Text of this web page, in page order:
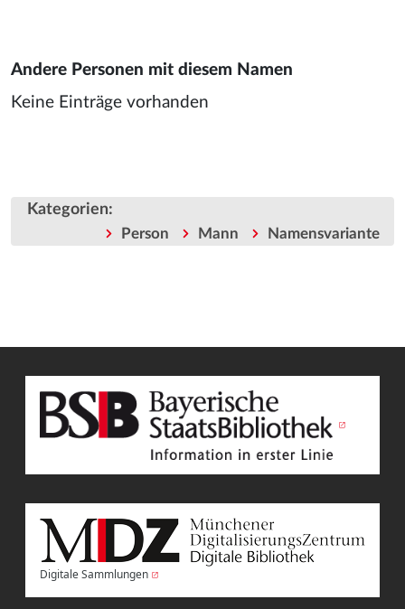
Andere Personen mit diesem Namen
Keine Einträge vorhanden
Kategorien:
Person Mann Namensvariante
Digitale Sammlungen